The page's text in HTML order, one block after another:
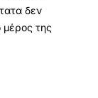
δεν
μέρος της